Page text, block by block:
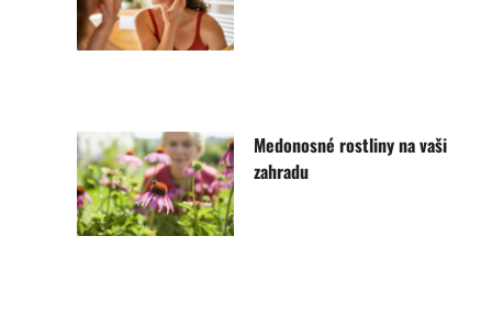
Medonosné rostliny na vaši
zahradu